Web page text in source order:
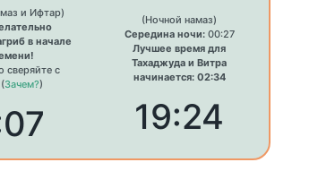
и Ифтар)
в начале
сверяйте с
Зачем?)
(Ночной намаз)
Середина ночи:00:27
Лучшее время для
Тахаджуда и Витра
начинается: 02:34
19:24